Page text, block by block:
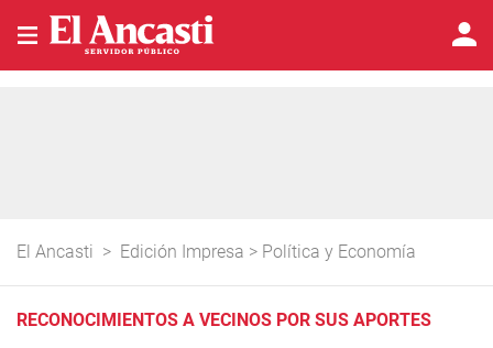
El Ancasti > Edición Impresa > Política y Economía
RECONOCIMIENTOS A VECINOS POR SUS APORTES